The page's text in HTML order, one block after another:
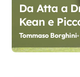
a
r
Da Atta a
Kean e
Tommaso Borghini